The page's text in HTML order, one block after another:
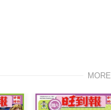
MORE